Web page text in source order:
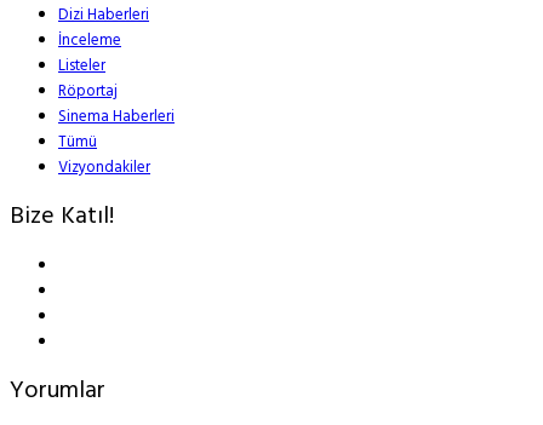
Dizi Haberleri
İnceleme
Listeler
Röportaj
Sinema Haberleri
Tümü
Vizyondakiler
Bize Katıl!
Yorumlar